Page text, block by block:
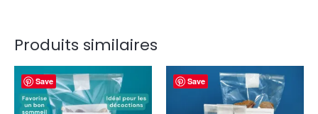
Produits similaires
Save Save